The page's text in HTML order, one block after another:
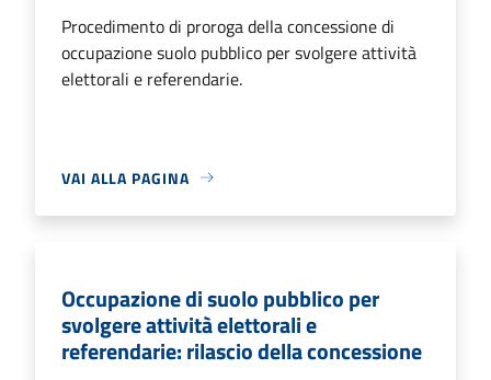
Procedimento di proroga della concessione di
occupazione suolo pubblico per svolgere attività
elettorali e referendarie.
VAI ALLA PAGINA
Occupazione di suolo pubblico per
svolgere attività elettorali e
referendarie: rilascio della concessione